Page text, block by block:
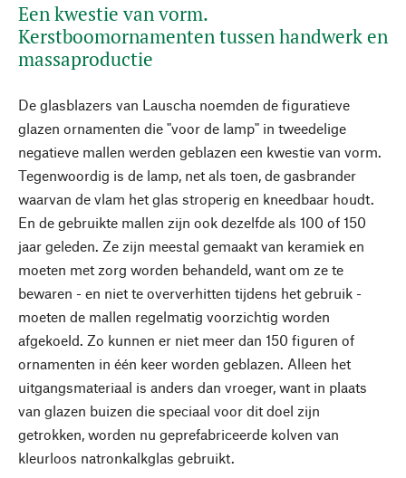
Een kwestie van vorm.
Kerstboomornamenten tussen handwerk en
massaproductie
De glasblazers van Lauscha noemden de figuratieve
glazen ornamenten die "voor de lamp" in tweedelige
negatieve mallen werden geblazen een kwestie van vorm.
Tegenwoordig is de lamp, net als toen, de gasbrander
waarvan de vlam het glas stroperig en kneedbaar houdt.
En de gebruikte mallen zijn ook dezelfde als 100 of 150
jaar geleden. Ze zijn meestal gemaakt van keramiek en
moeten met zorg worden behandeld, want om ze te
bewaren - en niet te oververhitten tijdens het gebruik -
moeten de mallen regelmatig voorzichtig worden
afgekoeld. Zo kunnen er niet meer dan 150 figuren of
ornamenten in één keer worden geblazen. Alleen het
uitgangsmateriaal is anders dan vroeger, want in plaats
van glazen buizen die speciaal voor dit doel zijn
getrokken, worden nu geprefabriceerde kolven van
kleurloos natronkalkglas gebruikt.